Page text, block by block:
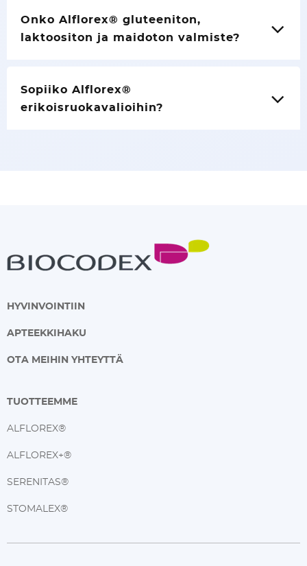
Onko Alflorex® gluteeniton,
laktoositon ja maidoton valmiste?
Sopiiko Alflorex®
erikoisruokavalioihin?
HYVINVOINTIIN
APTEEKKIHAKU
OTA MEIHIN YHTEYTTÄ
TUOTTEEMME
ALFLOREX®
ALFLOREX+®
SERENITAS®
STOMALEX®